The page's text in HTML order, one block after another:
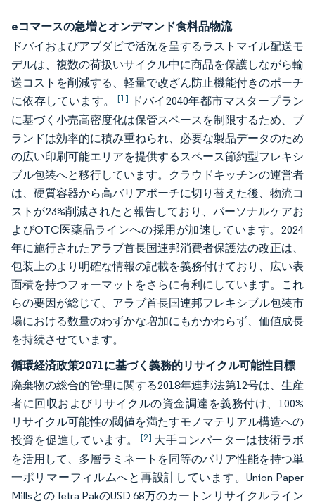
eコマースの急増とオンデマンド食料品物流
ドバイおよびアブダビで活況を呈するラストマイル配送モ
デルは、複数の荷扱いサイクル中に商品を保護しながら輸
送コストを削減する、軽量で改ざん防止機能付きのポーチ
に依存しています。[1] ドバイ2040年都市マスタープラン
に基づく小売高密度化は保管スペースを制限するため、ブ
ランドは効率的に積み重ねられ、必要な製品データのため
の広い印刷可能エリアを提供するスペース節約型フレキシ
ブル包装へと移行しています。クラウドキッチンの運営者
は、硬質容器から高バリアポーチに切り替えた後、物流コ
ストが23%削減されたと報告しており、パーソナルケアお
よびOTC医薬品ラインへの採用が加速しています。2024
年に施行されたアラブ首長国連邦消費者保護法の改正は、
包装上のより明確な情報の記載を義務付けており、広い表
面積を持つフォーマットをさらに有利にしています。これ
らの要因が総じて、アラブ首長国連邦フレキシブル包装市
場における数量のわずかな増加にもかかわらず、価値成長
を持続させています。
循環経済政策2071に基づく義務的リサイクル可能性目標
廃棄物の総合的管理に関する2018年連邦法第12号は、生産
者に回収およびリサイクルの資金調達を義務付け、100%
リサイクル可能性の閾値を満たすモノマテリアル構造への
投資を促進しています。 [2] 大手コンバーターは技術ラボ
を活用して、多層ラミネートを同等のバリア性能を持つ単
一ポリマーフィルムへと再設計しています。Union Paper
MillsとのTetra PakのUSD 68万のカートンリサイクルライン